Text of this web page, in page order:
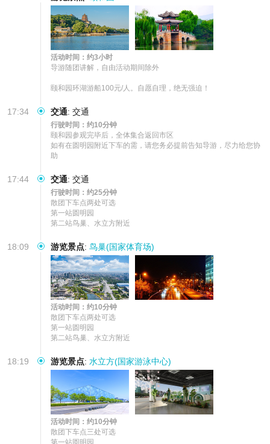
活动时间：约3小时
导游随团讲解，自由活动期间除外
颐和园环湖游船100元/人。自愿自理，绝无强迫！
17:34 交通: 交通
行驶时间：约10分钟
颐和园参观完毕后，全体集合返回市区
如有在圆明园附近下车的需，请您务必提前告知导游，尽力给您协
助
17:44 交通: 交通
行驶时间：约25分钟
散团下车点两处可选
第一站圆明园
第二站鸟巢、水立方附近
18:09 游览景点: 鸟巢(国家体育场)
活动时间：约10分钟
散团下车点两处可选
第一站圆明园
第二站鸟巢、水立方附近
18:19 游览景点: 水立方(国家游泳中心)
活动时间：约10分钟
散团下车点三处可选
第一站圆明园